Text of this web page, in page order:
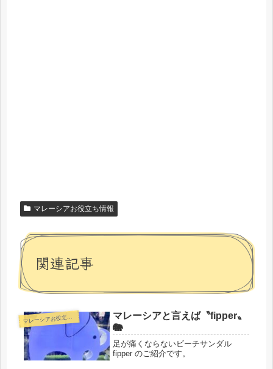
マレーシアお役立ち情報
関連記事
マ
レーシアお役立ち情報
マレーシアと言えば〝fipper〟
🐘
足が痛くならないビーチサンダル
fipper のご紹介です。